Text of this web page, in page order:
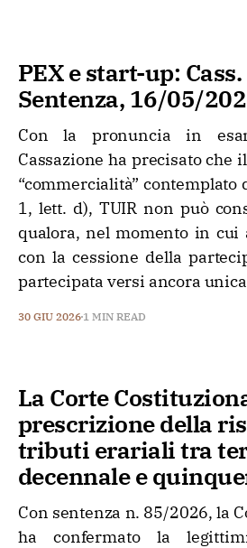
PEX e start-up: Cass.
Sentenza, 16/05/
Con la pronuncia in
Cassazione ha precisato che
“commercialità” contemplato
1, lett. d), TUIR non può
qualora, nel momento in cui
con la cessione della
partecipata versi ancora
30 GIU 2026 1 MIN READ
La Corte
prescrizione della
tributi erariali tra
decennale e
Con sentenza n. 85/2026, la
ha confermato la